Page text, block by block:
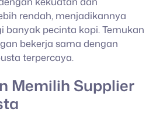
rendah, menjadikannya
banyak pecinta kopi. Temukan
bekerja sama dengan
terpercaya.
Memilih Supplier